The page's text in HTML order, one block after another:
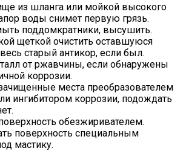
из шланга или мойкой высокого
воды снимет первую грязь.
поддомкратники, высушить.
щеткой очистить оставшуюся
весь старый антикор, если был.
от ржавчины, если обнаружены
коррозии.
места преобразователем
ингибитором коррозии, подождать
обезжиривателем.
поверхность специальным
мастику.